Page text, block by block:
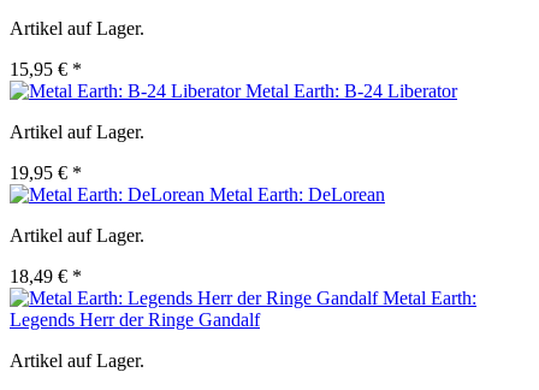
Artikel auf Lager.
15,95 € *
Metal Earth: B-24 Liberator
Artikel auf Lager.
19,95 € *
Metal Earth: DeLorean
Artikel auf Lager.
18,49 € *
Metal Earth:
Legends Herr der Ringe Gandalf
Artikel auf Lager.